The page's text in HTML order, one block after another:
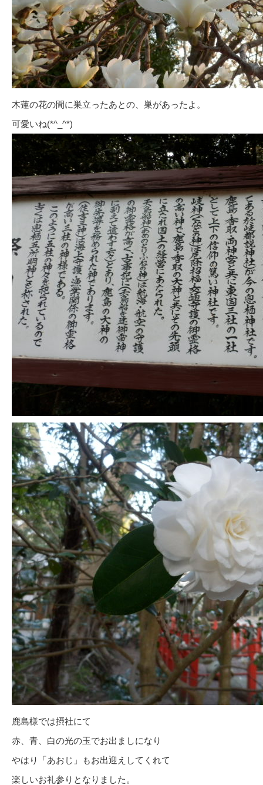
木蓮の花の間に巣立ったあとの、巣があったよ。
可愛いね(*^_^*)
鹿島様では摂社にて
赤、青、白の光の玉でお出ましになり
やはり「あおじ」もお出迎えしてくれて
楽しいお礼参りとなりました。